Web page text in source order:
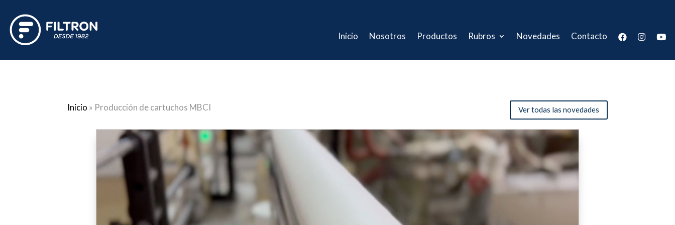
Inicio Nosotros Productos Rubros Novedades Contacto
Inicio » Producción de cartuchos MBCI Ver todas las novedades